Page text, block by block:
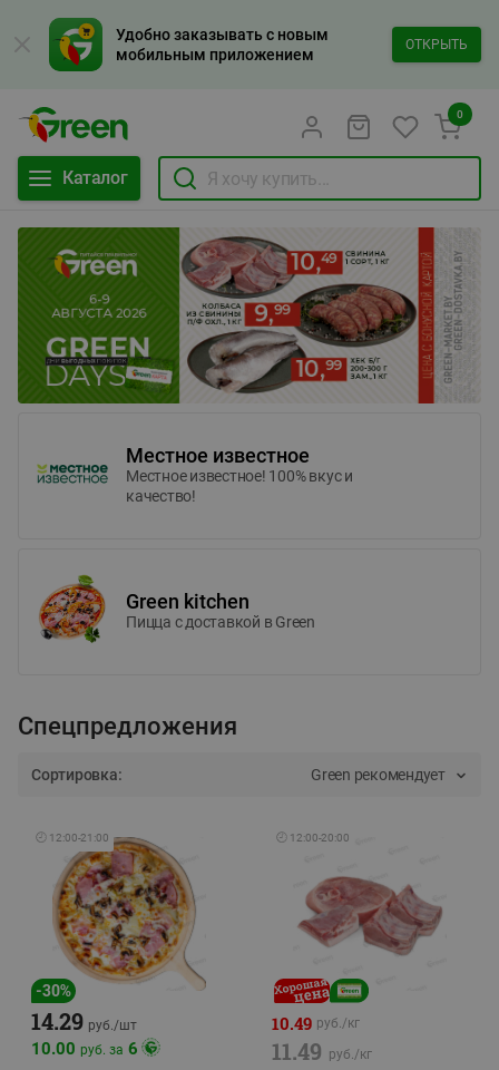
Удобно заказывать с новым
мобильным приложением
ОТКРЫТЬ
Каталог
0
Местное известное
Местное известное! 100% вкус и
качество!
Green kitchen
Пицца c доставкой в Green
Спецпредложения
Сортировка: Green рекомендует
🕘 12:00-21:00
-30%
14.29 руб./шт
10.00 руб. за 6
🕘 12:00-20:00
10.49 руб./кг
11.49 руб./кг